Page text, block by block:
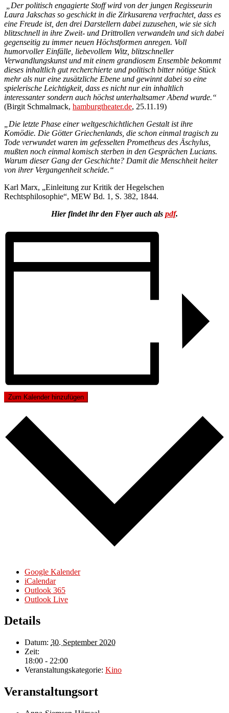
„Der politisch engagierte Stoff wird von der jungen Regisseurin
Laura Jakschas so geschickt in die Zirkusarena verfrachtet, dass es
eine Freude ist, den drei Darstellern dabei zuzusehen, wie sie sich
blitzschnell in ihre Zweit- und Drittrollen verwandeln und sich dabei
gegenseitig zu immer neuen Höchstformen anregen. Voll
humorvoller Einfälle, liebevollem Witz, blitzschneller
Verwandlungskunst und mit einem grandiosem Ensemble bekommt
dieses inhaltlich gut recherchierte und politisch bitter nötige Stück
mehr als nur eine zusätzliche Ebene und gewinnt dabei so eine
spielerische Leichtigkeit, dass es nicht nur ein inhaltlich
interessanter sondern auch höchst unterhaltsamer Abend wurde.“
(Birgit Schmalmack, hamburgtheater.de, 25.11.19)
„Die letzte Phase einer weltgeschichtlichen Gestalt ist ihre
Komödie. Die Götter Griechenlands, die schon einmal tragisch zu
Tode verwundet waren im gefesselten Prometheus des Äschylus,
mußten noch einmal komisch sterben in den Gesprächen Lucians.
Warum dieser Gang der Geschichte? Damit die Menschheit heiter
von ihrer Vergangenheit scheide.“
Karl Marx, „Einleitung zur Kritik der Hegelschen
Rechtsphilosophie“, MEW Bd. 1, S. 382, 1844.
Hier findet ihr den Flyer auch als pdf.
Zum Kalender hinzufügen
Google Kalender
iCalendar
Outlook 365
Outlook Live
Details
Datum: 30. September 2020
Zeit:
18:00 - 22:00
Veranstaltungskategorie: Kino
Veranstaltungsort